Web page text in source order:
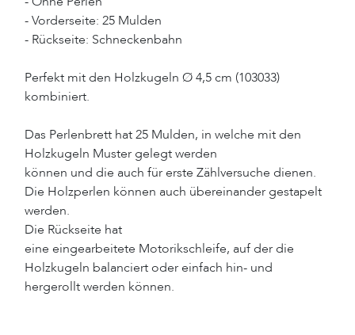
- Vorderseite: 25 Mulden
- Rückseite: Schneckenbahn
Perfekt mit den Holzkugeln Ø 4,5 cm (103033)
kombiniert.
Das Perlenbrett hat 25 Mulden, in welche mit den
Holzkugeln Muster gelegt werden
können und die auch für erste Zählversuche dienen.
Die Holzperlen können auch übereinander gestapelt
werden.
Die Rückseite hat
eine eingearbeitete Motorikschleife, auf der die
Holzkugeln balanciert oder einfach hin- und
hergerollt werden können.